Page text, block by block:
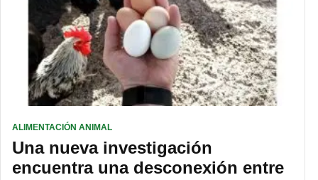
ALIMENTACIÓN ANIMAL
Una nueva investigación
encuentra una desconexión entre